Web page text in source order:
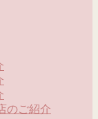
のご紹介